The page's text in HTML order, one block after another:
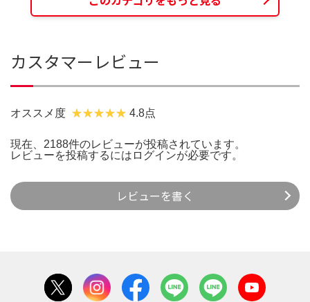
カスタマーレビュー
オススメ度 4.8点
現在、2188件のレビューが投稿されています。
レビューを投稿するには ログインが必要です。
レビューを書く